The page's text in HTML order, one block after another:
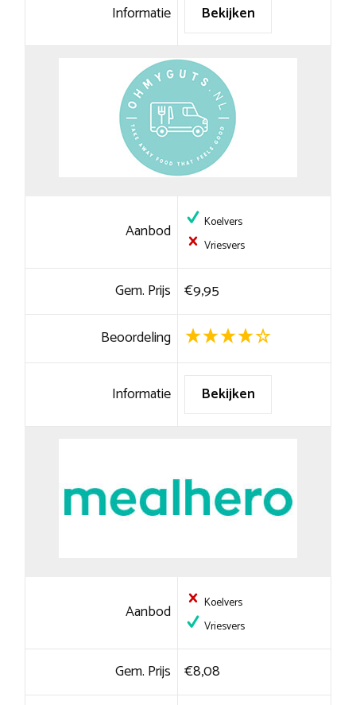
Informatie Bekijken
Aanbod
Koelvers
Vriesvers
Gem. Prijs €9,95
Beoordeling
Informatie Bekijken
Aanbod
Koelvers
Vriesvers
Gem. Prijs €8,08